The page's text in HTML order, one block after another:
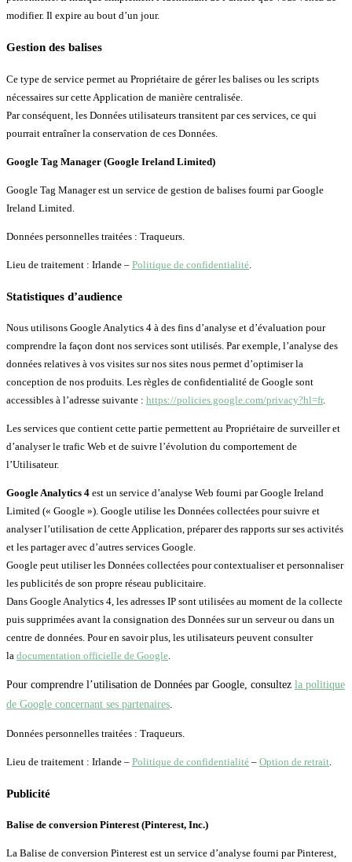
modifier. Il expire au bout d’un jour.
Gestion des balises
Ce type de service permet au Propriétaire de gérer les balises ou les scripts
nécessaires sur cette Application de manière centralisée.
Par conséquent, les Données utilisateurs transitent par ces services, ce qui
pourrait entraîner la conservation de ces Données.
Google Tag Manager (Google Ireland Limited)
Google Tag Manager est un service de gestion de balises fourni par Google
Ireland Limited.
Données personnelles traitées : Traqueurs.
Lieu de traitement : Irlande – Politique de confidentialité
Statistiques d’audience
Nous utilisons Google Analytics 4 à des fins d’analyse et d’évaluation pour
comprendre la façon dont nos services sont utilisés. Par exemple, l’analyse des
données relatives à vos visites sur nos sites nous permet d’optimiser la
conception de nos produits. Les règles de confidentialité de Google sont
accessibles à l’adresse suivante : https://policies.google.com/privacy?hl=fr.
Les services que contient cette partie permettent au Propriétaire de surveiller et
d’analyser le trafic Web et de suivre l’évolution du comportement de
l’Utilisateur.
Google Analytics 4 est un service d’analyse Web fourni par Google Ireland
Limited (« Google »). Google utilise les Données collectées pour suivre et
analyser l’utilisation de cette Application, préparer des rapports sur ses activités
et les partager avec d’autres services Google.
Google peut utiliser les Données collectées pour contextualiser et personnaliser
les publicités de son propre réseau publicitaire.
Dans Google Analytics 4, les adresses IP sont utilisées au moment de la collecte
puis supprimées avant la consignation des Données sur un serveur ou dans un
centre de données. Pour en savoir plus, les utilisateurs peuvent consulter
la documentation officielle de Google.
Pour comprendre l’utilisation de Données par Google, consultez la politique
de Google concernant ses partenaires.
Données personnelles traitées : Traqueurs.
Lieu de traitement : Irlande – Politique de confidentialité – Option de retrait.
Publicité
Balise de conversion Pinterest (Pinterest, Inc.)
La Balise de conversion Pinterest est un service d’analyse fourni par Pinterest,